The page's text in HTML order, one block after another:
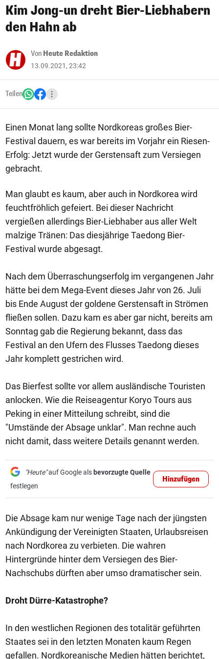
Kim Jong-un dreht Bier-Liebhabern
den Hahn ab
Von Heute Redaktion
13.09.2021, 23:42
Teilen
Einen Monat lang sollte Nordkoreas großes Bier-
Festival dauern, es war bereits im Vorjahr ein Riesen-
Erfolg: Jetzt wurde der Gerstensaft zum Versiegen
gebracht.
Man glaubt es kaum, aber auch in Nordkorea wird
feuchtfröhlich gefeiert. Bei dieser Nachricht
vergießen allerdings Bier-Liebhaber aus aller Welt
malzige Tränen: Das diesjährige Taedong Bier-
Festival wurde abgesagt.
Nach dem Überraschungserfolg im vergangenen Jahr
hätte bei dem Mega-Event dieses Jahr von 26. Juli
bis Ende August der goldene Gerstensaft in Strömen
fließen sollen. Dazu kam es aber gar nicht, bereits am
Sonntag gab die Regierung bekannt, dass das
Festival an den Ufern des Flusses Taedong dieses
Jahr komplett gestrichen wird.
Das Bierfest sollte vor allem ausländische Touristen
anlocken. Wie die Reiseagentur Koryo Tours aus
Peking in einer Mitteilung schreibt, sind die
"Umstände der Absage unklar". Man rechne auch
nicht damit, dass weitere Details genannt werden.
"Heute"auf Google als bevorzugte Quelle
festlegen
Hinzufügen
Die Absage kam nur wenige Tage nach der jüngsten
Ankündigung der Vereinigten Staaten, Urlaubsreisen
nach Nordkorea zu verbieten. Die wahren
Hintergründe hinter dem Versiegen des Bier-
Nachschubs dürften aber umso dramatischer sein.
Droht Dürre-Katastrophe?
In den westlichen Regionen des totalitär geführten
Staates sei in den letzten Monaten kaum Regen
gefallen. Nordkoreanische Medien hätten berichtet,